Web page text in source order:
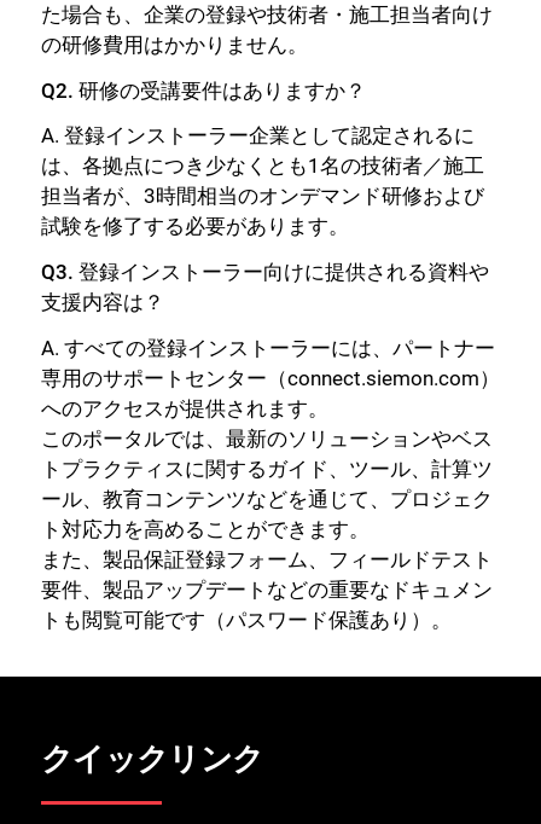
た場合も、企業の登録や技術者・施工担当者向け
の研修費用はかかりません。
Q2. 研修の受講要件はありますか？
A. 登録インストーラー企業として認定されるに
は、各拠点につき少なくとも1名の技術者／施工
担当者が、3時間相当のオンデマンド研修および
試験を修了する必要があります。
Q3. 登録インストーラー向けに提供される資料や
支援内容は？
A. すべての登録インストーラーには、パートナー
専用のサポートセンター（connect.siemon.com）
へのアクセスが提供されます。
このポータルでは、最新のソリューションやベス
トプラクティスに関するガイド、ツール、計算ツ
ール、教育コンテンツなどを通じて、プロジェク
ト対応力を高めることができます。
また、製品保証登録フォーム、フィールドテスト
要件、製品アップデートなどの重要なドキュメン
トも閲覧可能です（パスワード保護あり）。
クイックリンク